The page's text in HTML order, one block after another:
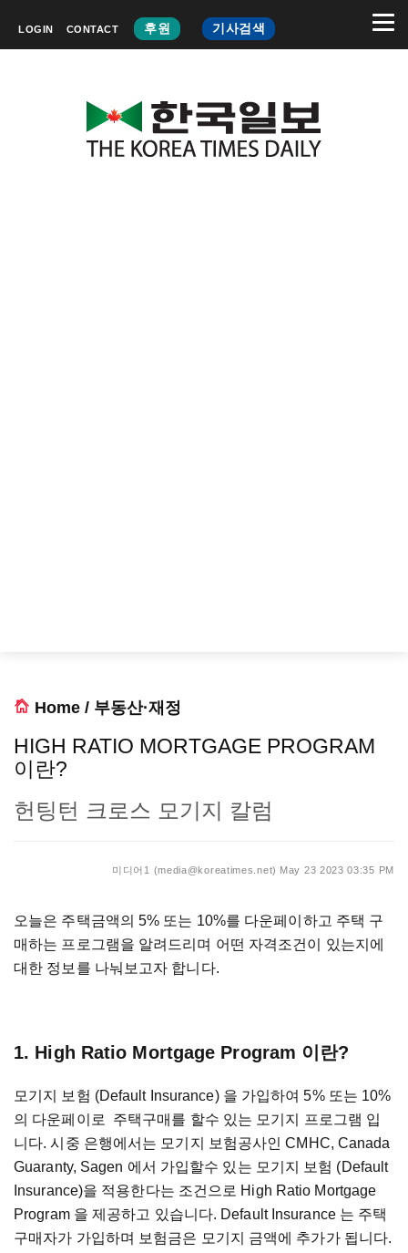
LOGIN CONTACT 후원 기사검색
Home / 부동산·재정
HIGH RATIO MORTGAGE PROGRAM
이란?
헌팅턴 크로스 모기지 칼럼
미디어1 (media@koreatimes.net) May 23 2023 03:35 PM
오늘은 주택금액의 5% 또는 10%를 다운페이하고 주택 구
매하는 프로그램을 알려드리며 어떤 자격조건이 있는지에
대한 정보를 나눠보고자 합니다.
1. High Ratio Mortgage Program 이란?
모기지 보험 (Default Insurance) 을 가입하여 5% 또는 10%
의 다운페이로 주택구매를 할수 있는 모기지 프로그램 입
니다. 시중 은행에서는 모기지 보험공사인 CMHC, Canada
Guaranty, Sagen 에서 가입할수 있는 모기지 보험 (Default
Insurance)을 적용한다는 조건으로 High Ratio Mortgage
Program 을 제공하고 있습니다. Default Insurance 는 주택
구매자가 가입하며 보험금은 모기지 금액에 추가가 됩니다.